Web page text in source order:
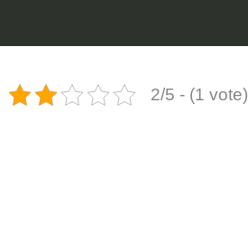
2/5 - (1 vote)